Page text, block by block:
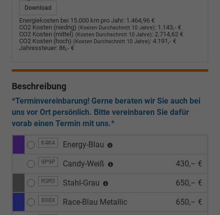
Download
Energiekosten bei 15.000 km pro Jahr: 1.464,96 €
CO2 Kosten (niedrig) (Kosten Durchschnitt 10 Jahre): 1.143,- €
CO2 Kosten (mittel) (Kosten Durchschnitt 10 Jahre): 2.714,62 €
CO2 Kosten (hoch) (Kosten Durchschnitt 10 Jahre): 4.191,- €
Jahressteuer: 86,- €
Beschreibung
*Terminvereinbarung! Gerne beraten wir Sie auch bei
uns vor Ort persönlich. Bitte vereinbaren Sie dafür
vorab einen Termin mit uns.*
K4K4 Energy-Blau
9P9P Candy-Weiß 430,– €
M3M3 Stahl-Grau 650,– €
8X8X Race-Blau Metallic 650,– €